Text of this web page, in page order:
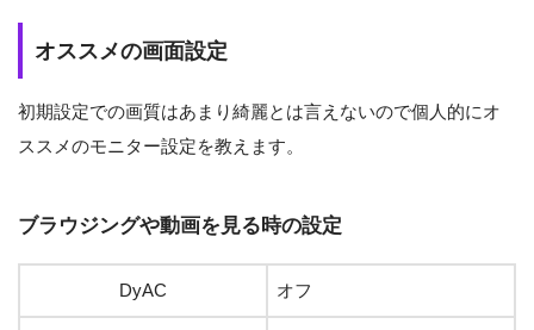
オススメの画面設定
初期設定での画質はあまり綺麗とは言えないので個人的にオ
ススメのモニター設定を教えます。
ブラウジングや動画を見る時の設定
DyAC オフ